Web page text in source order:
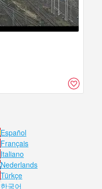
Español
Français
Italiano
Nederlands
Türkçe
한국어